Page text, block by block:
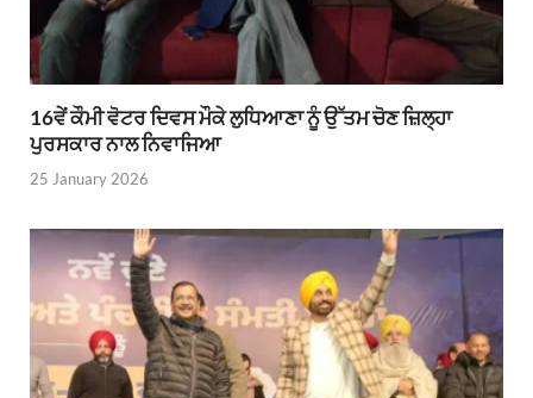
16ਵੇਂ ਕੌਮੀ ਵੋਟਰ ਦਿਵਸ ਮੌਕੇ ਲੁਧਿਆਣਾ ਨੂੰ ਉੱਤਮ ਚੋਣ ਜ਼ਿਲ੍ਹਾ
ਪੁਰਸਕਾਰ ਨਾਲ ਨਿਵਾਜਿਆ
25 January 2026